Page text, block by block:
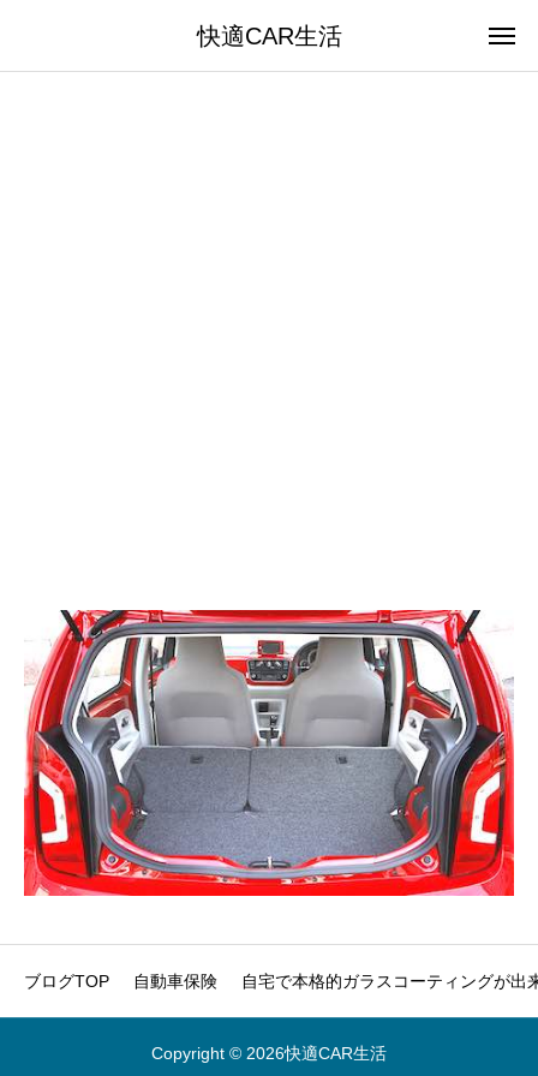
快適CAR生活
ブログTOP 自動車保険 自宅で本格的ガラスコーティングが出
Copyright © 2026快適CAR生活